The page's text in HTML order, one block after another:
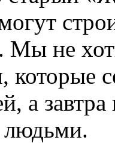
Мы не
которые
а
людьми.